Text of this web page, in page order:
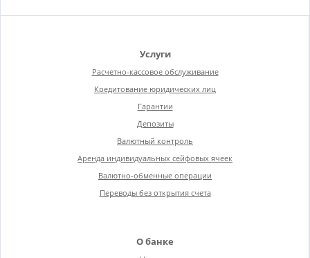
Услуги
Расчетно-кассовое обслуживание
Кредитование юридических лиц
Гарантии
Депозиты
Валютный контроль
Аренда индивидуальных сейфовых ячеек
Валютно-обменные операции
Переводы без открытия счета
О банке